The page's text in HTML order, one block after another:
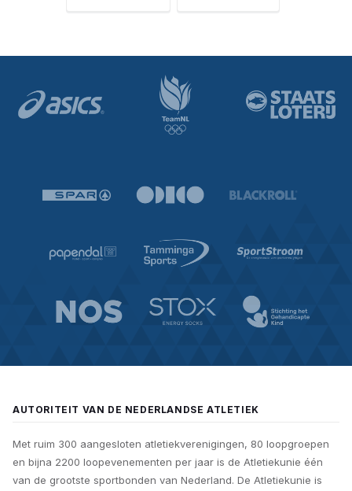
AUTORITEIT VAN DE NEDERLANDSE ATLETIEK
Met ruim 300 aangesloten atletiekverenigingen, 80 loopgroepen
en bijna 2200 loopevenementen per jaar is de Atletiekunie één
van de grootste sportbonden van Nederland. De Atletiekunie is